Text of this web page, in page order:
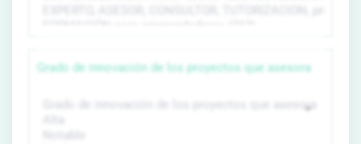
Grado de innovación de los proyectos que asesora